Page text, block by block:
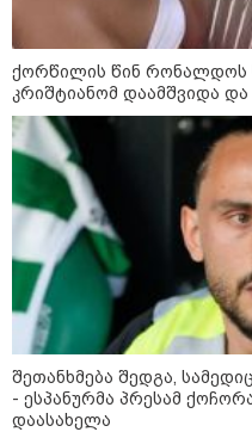
რა
1-
სად
ქორწილის წინ რონალდოს
კრიშტიანომ დაამშვიდა
შეთანხმება შედგა,
- ესპანურმა პრესამ
დაასახელა